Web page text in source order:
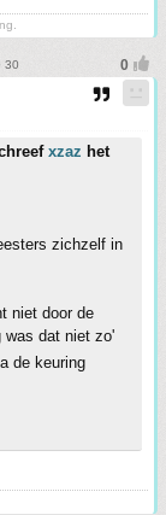
30
xzaz het
zichzelf in
niet door de
was dat niet zo'
de keuring